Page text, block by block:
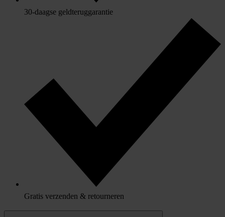
30-daagse geldteruggarantie
Gratis verzenden & retourneren